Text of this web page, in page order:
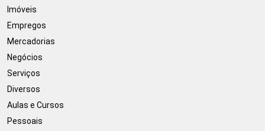
Imóveis
Empregos
Mercadorias
Negócios
Serviços
Diversos
Aulas e Cursos
Pessoais